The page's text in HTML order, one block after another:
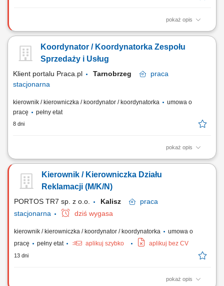
pokaż opis
Zarządzanie działem reklamacji i serwisu oraz odpowiedzialność za
obsługi reklamacji oraz usprawnianie procesów. Analiza przyczyn
powstawania problemów i wdrażanie działań naprawczych oraz
Koordynator / Koordynatorka Zespołu
Sprzedaży i Usług
Klient portalu Praca.pl Tarnobrzeg
praca
stacjonarna
kierownik / kierowniczka / koordynator / koordynatorka
umowa o
pracę
pełny etat
8 dni
pokaż opis
Organizacja i nadzór nad codzienną pracą zespołu – przydzielanie
klienta; Aktywne pozyskiwanie nowych klientów biznesowych (np.
deweloperzy, agencje nieruchomości, instytucje) Koordynacja działań
Kierownik / Kierowniczka Działu
Reklamacji (M/K/N)
PORTOS TR7 sp. z o.o. Kalisz
praca
stacjonarna
dziś wygasa
kierownik / kierowniczka / koordynator / koordynatorka
umowa o
pracę
pełny etat aplikuj szybko aplikuj bez CV
13 dni
pokaż opis